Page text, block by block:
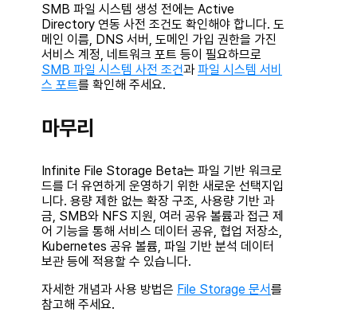
SMB 파일 시스템 생성 전에는 Active
Directory 연동 사전 조건도 확인해야 합니다. 도
메인 이름, DNS 서버, 도메인 가입 권한을 가진
서비스 계정, 네트워크 포트 등이 필요하므로
SMB 파일 시스템 사전 조건과파일 시스템 서비
스 포트를 확인해 주세요.
마무리
Infinite File Storage Beta는 파일 기반 워크로
드를 더 유연하게 운영하기 위한 새로운 선택지입
니다. 용량 제한 없는 확장 구조, 사용량 기반 과
금, SMB와 NFS 지원, 여러 공유 볼륨과 접근 제
어 기능을 통해 서비스 데이터 공유, 협업 저장소,
Kubernetes 공유 볼륨, 파일 기반 분석 데이터
보관 등에 적용할 수 있습니다.
자세한 개념과 사용 방법은 File Storage 문서를
참고해 주세요.